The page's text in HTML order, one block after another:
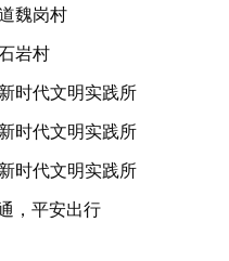
魏岗村
岩村
时代文明实践所
时代文明实践所
时代文明实践所
，平安出行